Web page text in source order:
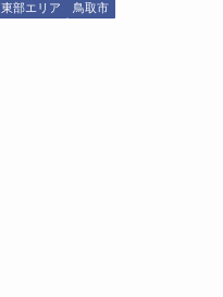
東部エリア 鳥取市